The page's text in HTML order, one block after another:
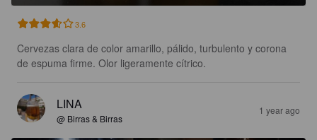
3.6
Cervezas clara de color amarillo, pálido, turbulento y corona
de espuma firme. Olor ligeramente cítrico.
LINA
@ Birras & Birras
1 year ago